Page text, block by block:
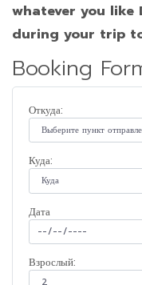
whatever you
during your trip
Booking
Откуда:
Куда:
Дата
Взрослый: